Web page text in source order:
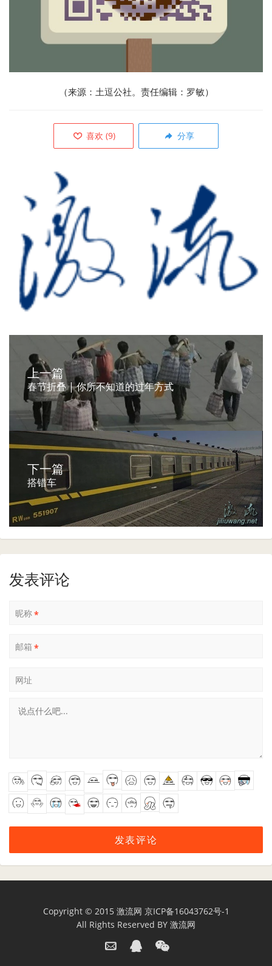
（来源：土逗公社。责任编辑：罗敏）
喜欢 (9) 分享
上一篇
春节折叠 | 你所不知道的过年方式
下一篇
搭错车
发表评论
昵称*
邮箱 *
网址
Copyright © 2015 激流网 京ICP备16043762号-1
All Rights Reserved BY 激流网